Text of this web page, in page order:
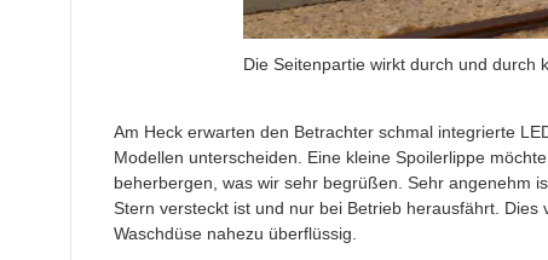
Die Seitenpartie wirkt durch und durch
Am Heck erwarten den Betrachter schmal integrierte
Modellen unterscheiden. Eine kleine Spoilerlippe
beherbergen, was wir sehr begrüßen. Sehr angenehm
Stern versteckt ist und nur bei Betrieb herausfährt.
Waschdüse nahezu überflüssig.